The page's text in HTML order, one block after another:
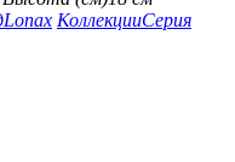
Lonax КоллекцииСерия